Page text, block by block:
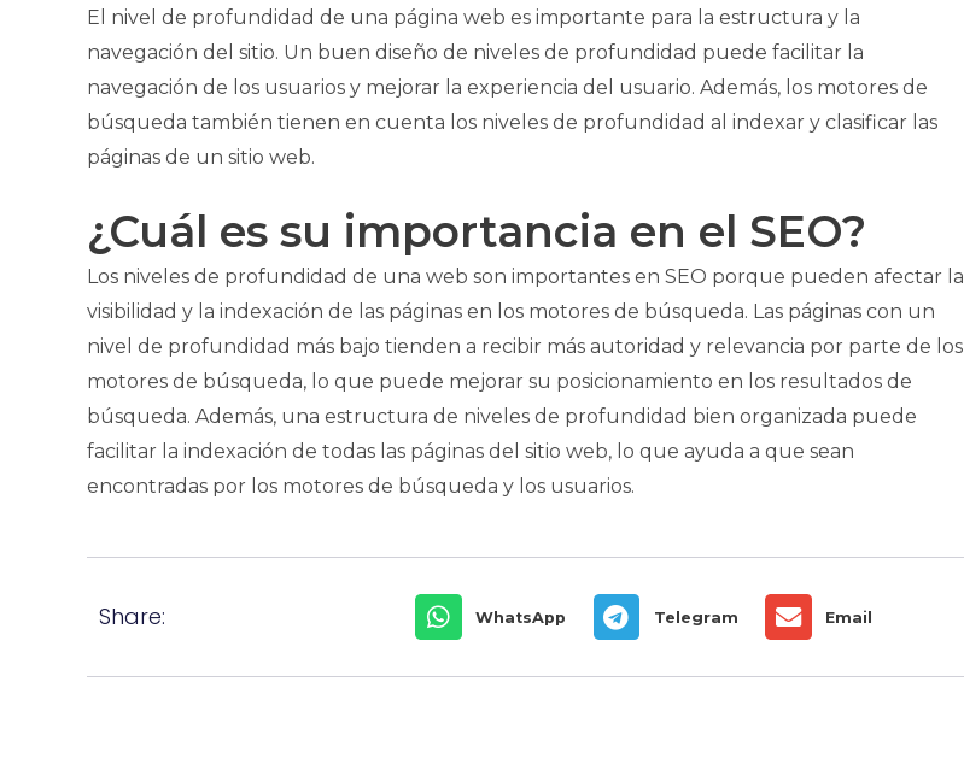
El nivel de profundidad de una página web es importante para la estructura y la
navegación del sitio. Un buen diseño de niveles de profundidad puede facilitar la
navegación de los usuarios y mejorar la experiencia del usuario. Además, los motores de
búsqueda también tienen en cuenta los niveles de profundidad al indexar y clasificar las
páginas de un sitio web.
¿Cuál es su importancia en el SEO?
Los niveles de profundidad de una web son importantes en SEO porque pueden afectar la
visibilidad y la indexación de las páginas en los motores de búsqueda. Las páginas con un
nivel de profundidad más bajo tienden a recibir más autoridad y relevancia por parte de los
motores de búsqueda, lo que puede mejorar su posicionamiento en los resultados de
búsqueda. Además, una estructura de niveles de profundidad bien organizada puede
facilitar la indexación de todas las páginas del sitio web, lo que ayuda a que sean
encontradas por los motores de búsqueda y los usuarios.
Share: WhatsApp Telegram Email